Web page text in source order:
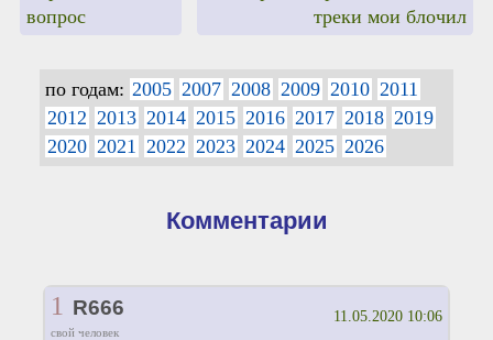
вопрос
треки мои блочил
по годам: 2005 2007 2008 2009 2010 2011
2012 2013 2014 2015 2016 2017 2018 2019
2020 2021 2022 2023 2024 2025 2026
Комментарии
1 R666
свой человек
11.05.2020 10:06